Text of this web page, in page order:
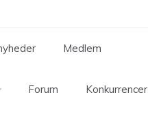
Medlem
Forum Konkurrencer